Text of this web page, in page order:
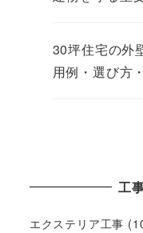
30坪住宅の外
用例・選び方
工
エクステリア工事